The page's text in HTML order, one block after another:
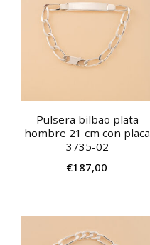
Pulsera bilbao plata
hombre 21 cm con placa
3735-02
€187,00